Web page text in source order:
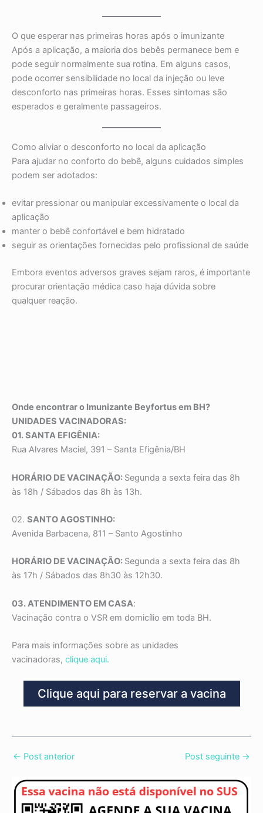
O que esperar nas primeiras horas após o imunizante
Após a aplicação, a maioria dos bebês permanece bem e
pode seguir normalmente sua rotina. Em alguns casos,
pode ocorrer sensibilidade no local da injeção ou leve
desconforto nas primeiras horas. Esses sintomas são
esperados e geralmente passageiros.
Como aliviar o desconforto no local da aplicação
Para ajudar no conforto do bebê, alguns cuidados simples
podem ser adotados:
evitar pressionar ou manipular excessivamente o local da
aplicação
manter o bebê confortável e bem hidratado
seguir as orientações fornecidas pelo profissional de saúde
Embora eventos adversos graves sejam raros, é importante
procurar orientação médica caso haja dúvida sobre
qualquer reação.
Onde encontrar o Imunizante Beyfortus em BH?
UNIDADES VACINADORAS:
01. SANTA EFIGÊNIA:
Rua Alvares Maciel, 391 – Santa Efigênia/BH
HORÁRIO DE VACINAÇÃO: Segunda a sexta feira das 8h
às 18h / Sábados das 8h às 13h.
02. SANTO AGOSTINHO:
Avenida Barbacena, 811 – Santo Agostinho
HORÁRIO DE VACINAÇÃO: Segunda a sexta feira das 8h
às 17h / Sábados das 8h30 às 12h30.
03. ATENDIMENTO EM CASA:
Vacinação contra o VSR em domicílio em toda BH.
Para mais informações sobre as unidades
vacinadoras, clique aqui.
Clique aqui para reservar a vacina
← Post anterior Post seguinte →